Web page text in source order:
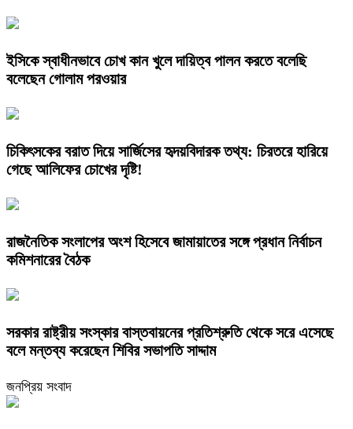
ইসিকে স্বাধীনভাবে চোখ কান খুলে দায়িত্ব পালন করতে বলেছি
বলেছেন গোলাম পরওয়ার
চিকিৎসকের বরাত দিয়ে সার্জিসের হৃদয়বিদারক তথ্য: চিরতরে হারিয়ে
গেছে আলিফের চোখের দৃষ্টি!
রাজনৈতিক সংলাপের অংশ হিসেবে জামায়াতের সঙ্গে প্রধান নির্বাচন
কমিশনারের বৈঠক
সরকার রাষ্ট্রীয় সংস্কার বাস্তবায়নের প্রতিশ্রুতি থেকে সরে এসেছে
বলে মন্তব্য করেছেন শিবির সভাপতি সাদ্দাম
জনপ্রিয় সংবাদ